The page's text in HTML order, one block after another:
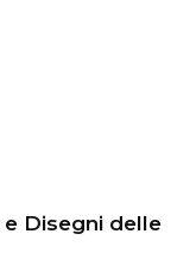
Disegni delle